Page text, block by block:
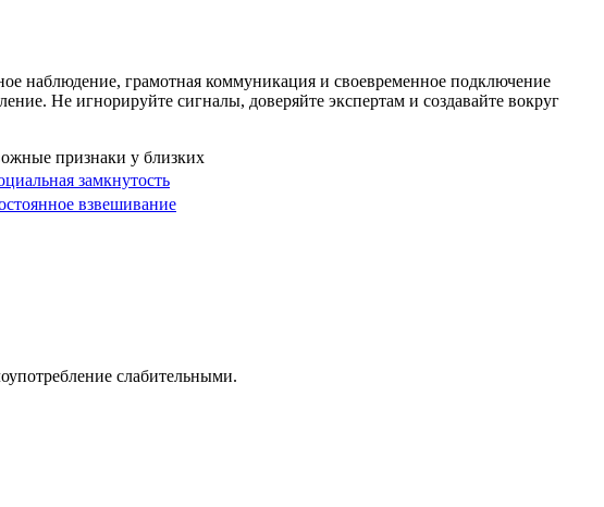
наблюдение, грамотная коммуникация и своевременное подключение
Не игнорируйте сигналы, доверяйте экспертам и создавайте вокруг
замкнутость
взвешивание
слабительными.